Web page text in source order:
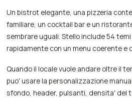
Un bistrot elegante, una pizzeria
familiare, un cocktail bar e un
sembrare uguali. Stello include 54
rapidamente con un menu coerente e
Quando il locale vuole andare oltre il
puo' usare la personalizzazione
sfondo, header, pulsanti, densita' del